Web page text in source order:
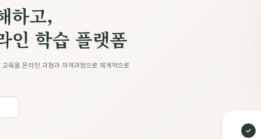
하고,
인 학습 플랫폼
육을 온라인 과정과 자격과정으로 체계적으로